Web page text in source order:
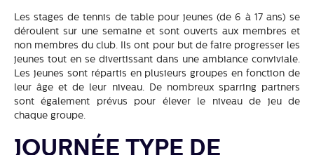
Les stages de tennis de table pour jeunes (de 6 à 17 ans) se
déroulent sur une semaine et sont ouverts aux membres et
non membres du club. Ils ont pour but de faire progresser les
jeunes tout en se divertissant dans une ambiance conviviale.
Les jeunes sont répartis en plusieurs groupes en fonction de
leur âge et de leur niveau. De nombreux sparring partners
sont également prévus pour élever le niveau de jeu de
chaque groupe.
JOURNÉE TYPE DE